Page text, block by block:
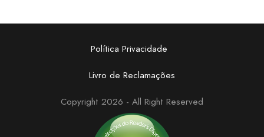
Política Privacidade
Livro de Reclamações
Copyright 2026 - All Right Reserved